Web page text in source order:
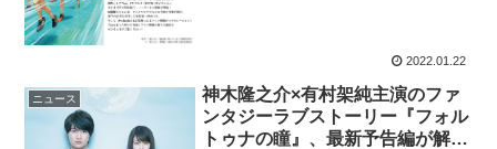
2022.01.22
ニュース
神木隆之介×有村架純主演のファ
ンタジーラブストーリー『フォル
トゥナの瞳』、最新予告編が解禁